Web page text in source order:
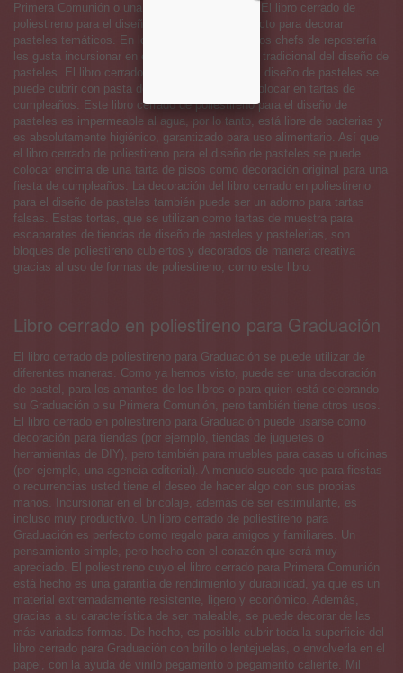
Primera Comunión o una fiesta de Graduación. El libro cerrado de
poliestireno para el diseño de pasteles es perfecto para decorar
pasteles temáticos. En los últimos tiempos, a los chefs de repostería
les gusta incursionar en el arte estadounidense tradicional del diseño de
pasteles. El libro cerrado de poliestireno para el diseño de pasteles se
puede cubrir con pasta de azúcar y se puede colocar en tartas de
cumpleaños. Este libro cerrado de poliestireno para el diseño de
pasteles es impermeable al agua, por lo tanto, está libre de bacterias y
es absolutamente higiénico, garantizado para uso alimentario. Así que
el libro cerrado de poliestireno para el diseño de pasteles se puede
colocar encima de una tarta de pisos como decoración original para una
fiesta de cumpleaños. La decoración del libro cerrado en poliestireno
para el diseño de pasteles también puede ser un adorno para tartas
falsas. Estas tortas, que se utilizan como tartas de muestra para
escaparates de tiendas de diseño de pasteles y pastelerías, son
bloques de poliestireno cubiertos y decorados de manera creativa
gracias al uso de formas de poliestireno, como este libro.
Libro cerrado en poliestireno para Graduación
El libro cerrado de poliestireno para Graduación se puede utilizar de
diferentes maneras. Como ya hemos visto, puede ser una decoración
de pastel, para los amantes de los libros o para quien está celebrando
su Graduación o su Primera Comunión, pero también tiene otros usos.
El libro cerrado en poliestireno para Graduación puede usarse como
decoración para tiendas (por ejemplo, tiendas de juguetes o
herramientas de DIY), pero también para muebles para casas u oficinas
(por ejemplo, una agencia editorial). A menudo sucede que para fiestas
o recurrencias usted tiene el deseo de hacer algo con sus propias
manos. Incursionar en el bricolaje, además de ser estimulante, es
incluso muy productivo. Un libro cerrado de poliestireno para
Graduación es perfecto como regalo para amigos y familiares. Un
pensamiento simple, pero hecho con el corazón que será muy
apreciado. El poliestireno cuyo el libro cerrado para Primera Comunión
está hecho es una garantía de rendimiento y durabilidad, ya que es un
material extremadamente resistente, ligero y económico. Además,
gracias a su característica de ser maleable, se puede decorar de las
más variadas formas. De hecho, es posible cubrir toda la superficie del
libro cerrado para Graduación con brillo o lentejuelas, o envolverla en el
papel, con la ayuda de vinilo pegamento o pegamento caliente. Mil